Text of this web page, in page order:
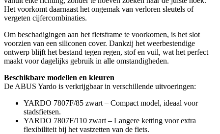
Het voorkomt daarnaast het ongemak van verloren sleutels of
vergeten cijfercombinaties.
Om beschadigingen aan het fietsframe te voorkomen, is het slot
voorzien van een siliconen cover. Dankzij het weerbestendige
ontwerp blijft het bestand tegen regen, stof en vuil, wat het perfect
maakt voor dagelijks gebruik in alle omstandigheden.
Beschikbare modellen en kleuren
De ABUS Yardo is verkrijgbaar in verschillende uitvoeringen:
YARDO 7807F/85 zwart – Compact model, ideaal voor
stadsfietsen.
YARDO 7807F/110 zwart – Langere ketting voor extra
flexibiliteit bij het vastzetten van de fiets.